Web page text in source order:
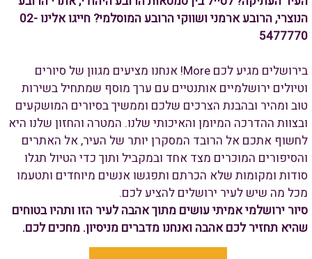
הנוצרי, הרובע ארמני ושווקי הרובע המוסלמי? חייגו אלינו 02-
5477770
בירושלים מגיע לכם More! אנחנו מציעים מגוון של סיורים
וטיולים ירושלמיים אותנטיים עם ערך מוסף שמתחיל בשירות
טוב ומהיר ובהבנת הצרכים שלכם וממשיך בסיורים המושקעים
ובצוות ההדרכה המיומן והאיכותי שלנו. המטרה והחזון שלנו היא
לחשוף אתכם אל הרובד המסקרן יותר של העיר, אל האתרים
והסיפורים המוכרים מצד אחד ובמקביל ותוך כדי הטיול תגלו
סודות ומקומות שלא הכרתם ותפגשו אנשים מיוחדים ותטעמו
מכל מה שיש לעיר ירושלים להציע לכם.
סיור ירושלמי אמיתי עושים מתוך אהבה לעיר הזו ותהיו בטוחים
שהיא תחזיר לכם אהבה ואנחנו מדברים מניסיון. מחכים לכם.